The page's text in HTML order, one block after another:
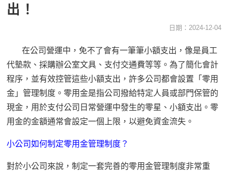
出！
日期：2024-12-04
在公司營運中，免不了會有一筆筆小額支出，像是員工
代墊款、採購辦公室文具、支付交通費等等。為了簡化會計
程序，並有效控管這些小額支出，許多公司都會設置「零用
金」管理制度。零用金是指公司撥給特定人員或部門保管的
現金，用於支付公司日常營運中發生的零星、小額支出。零
用金的金額通常會設定一個上限，以避免資金流失。
小公司如何制定零用金管理制度？
對於小公司來說，制定一套完善的零用金管理制度非常重